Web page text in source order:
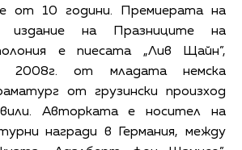
от 10 години. Премиерата на
издание на Празниците на
е пиесата „Лив Щайн”,
2008г. от младата немска
от грузински произход
Авторката е носител на
награди в Германия, между